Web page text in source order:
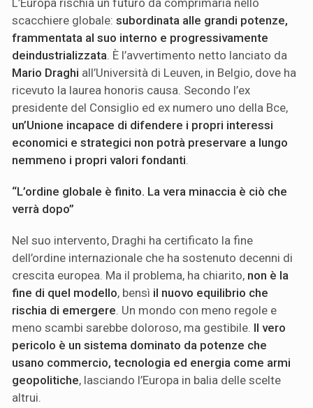
L’Europa rischia un futuro da comprimaria nello
scacchiere globale: subordinata alle grandi potenze,
frammentata al suo interno e progressivamente
deindustrializzata. È l’avvertimento netto lanciato da
Mario Draghi all’Università di Leuven, in Belgio, dove ha
ricevuto la laurea honoris causa. Secondo l’ex
presidente del Consiglio ed ex numero uno della Bce,
un’Unione incapace di difendere i propri interessi
economici e strategici non potrà preservare a lungo
nemmeno i propri valori fondanti.
“L’ordine globale è finito. La vera minaccia è ciò che
verrà dopo”
Nel suo intervento, Draghi ha certificato la fine
dell’ordine internazionale che ha sostenuto decenni di
crescita europea. Ma il problema, ha chiarito, non è la
fine di quel modello, bensì il nuovo equilibrio che
rischia di emergere. Un mondo con meno regole e
meno scambi sarebbe doloroso, ma gestibile. Il vero
pericolo è un sistema dominato da potenze che
usano commercio, tecnologia ed energia come armi
geopolitiche, lasciando l’Europa in balia delle scelte
altrui.